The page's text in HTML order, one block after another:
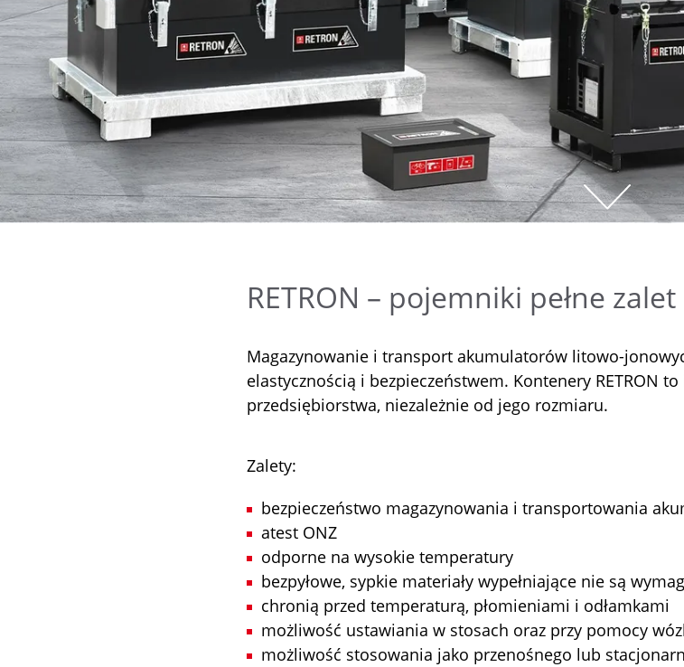
RETRON – pojemniki pełne zalet
Magazynowanie i transport akumulatorów litowo-
elastycznością i bezpieczeństwem. Kontenery RETRON
przedsiębiorstwa, niezależnie od jego rozmiaru.
Zalety:
bezpieczeństwo magazynowania i transportowania
atest ONZ
odporne na wysokie temperatury
bezpyłowe, sypkie materiały wypełniające nie są
chronią przed temperaturą, płomieniami i odłamkami
możliwość ustawiania w stosach oraz przy pomocy
możliwość stosowania jako przenośnego lub